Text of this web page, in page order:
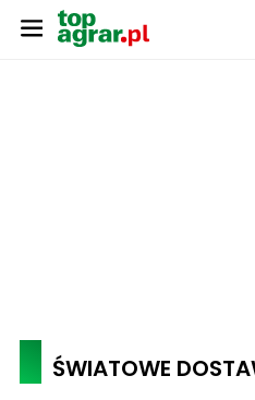
ŚWIATOWE